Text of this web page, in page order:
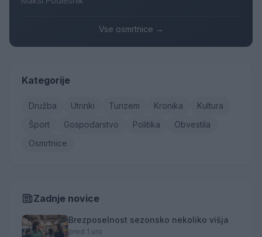
Vse osmrtnice →
Kategorije
Družba Utrinki Turizem Kronika
Kultura
Šport
Gospodarstvo Politika
Obvestila
Osmrtnice
Zadnje novice
Brezposelnost sezonsko nekoliko višja
pred 1 uro